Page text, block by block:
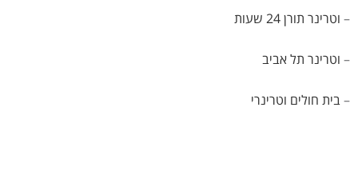
– וטרינר תורן 24 שעות
– וטרינר תל אביב
– בית חולים וטרינרי